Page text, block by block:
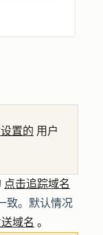
置的 用户
点击追踪域名
致。默认情况
域名 。